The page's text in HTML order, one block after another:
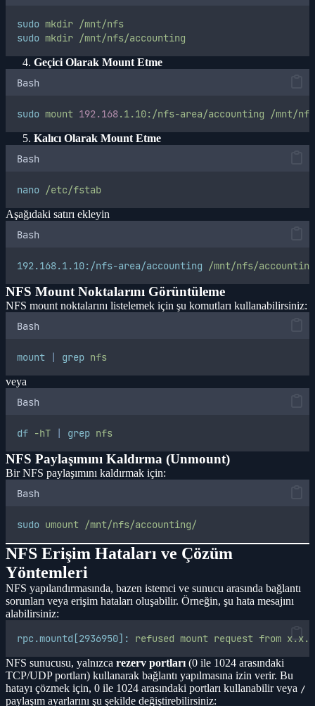
sudo mkdir /mnt/nfs
sudo mkdir /mnt/nfs/accounting
Geçici Olarak Mount Etme
Bash
sudo mount 192.168.1.10:/nfs-area/accounting /mnt/
Kalıcı Olarak Mount Etme
Bash
nano /etc/fstab
Aşağıdaki satırı ekleyin
Bash
192.168.1.10:/nfs-area/accounting /mnt/nfs/accounting
NFS Mount Noktalarını Görüntüleme
NFS mount noktalarını listelemek için şu komutları kullanabilirsiniz:
Bash
mount | grep nfs
veya
Bash
df -hT | grep nfs
NFS Paylaşımını Kaldırma (Unmount)
Bir NFS paylaşımını kaldırmak için:
Bash
sudo umount /mnt/nfs/accounting/
NFS Erişim Hataları ve Çözüm
Yöntemleri
NFS yapılandırmasında, bazen istemci ve sunucu arasında bağlantı
sorunları veya erişim hataları oluşabilir. Örneğin, şu hata mesajını
alabilirsiniz:
rpc.mountd[2936950]: refused mount request from
NFS sunucusu, yalnızca rezerv portları (0 ile 1024 arasındaki
TCP/UDP portları) kullanarak bağlantı yapılmasına izin verir. Bu
hatayı çözmek için, 0 ile 1024 arasındaki portları kullanabilir veya /
paylaşım ayarlarını şu şekilde değiştirebilirsiniz: